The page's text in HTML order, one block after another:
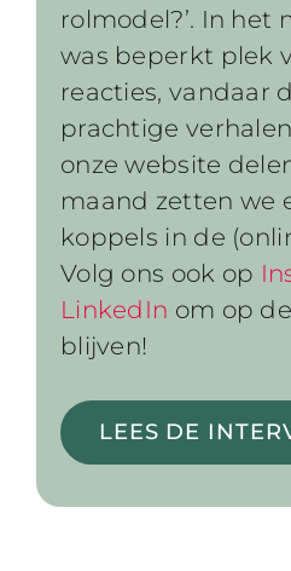
rolmodel?’. In het
was beperkt plek
reacties, vandaar
prachtige
onze website
maand zetten we
koppels in de
Volg ons ook op
LinkedIn om op
blijven!
LEES DE